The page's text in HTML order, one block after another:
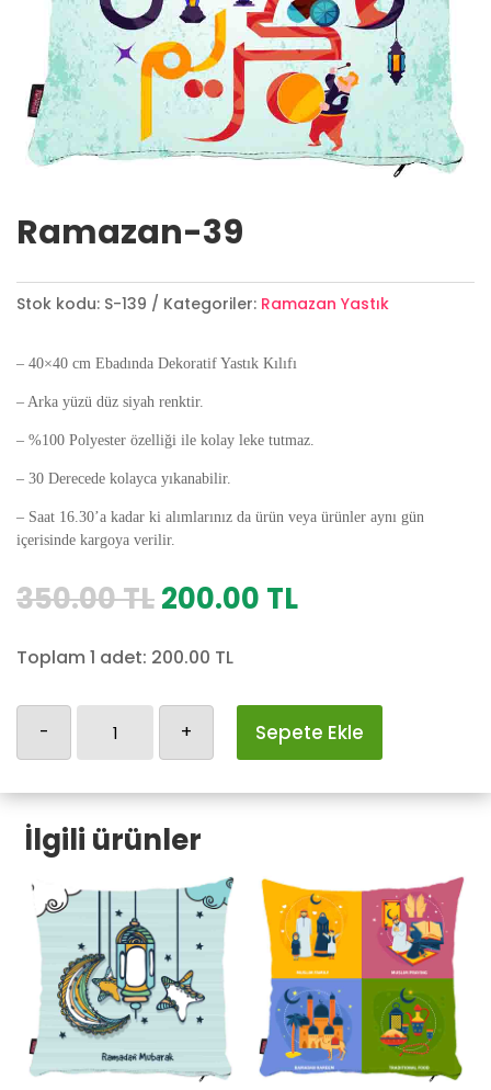
Ramazan-39
Stok kodu: S-139 Kategoriler: Ramazan Yastık
– 40×40 cm Ebadında Dekoratif Yastık Kılıfı
– Arka yüzü düz siyah renktir.
– %100 Polyester özelliği ile kolay leke tutmaz.
– 30 Derecede kolayca yıkanabilir.
– Saat 16.30’a kadar ki alımlarınız da ürün veya ürünler aynı gün
içerisinde kargoya verilir.
350.00TLOrijinal
350.00 TL.
200.00 TLŞu
Toplam 1 adet: 200.00 TL
- + Sepete Ekle
İlgili ürünler